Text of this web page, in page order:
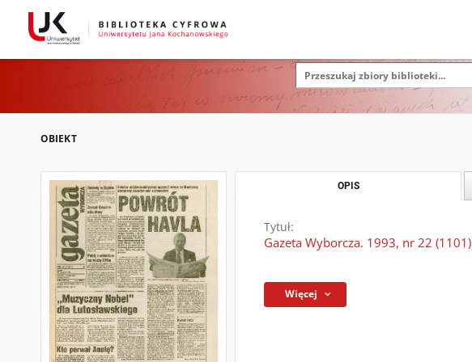
OBIEKT
OPIS
Tytuł:
Gazeta Wyborcza. 1993, nr 22 (1101)
Więcej